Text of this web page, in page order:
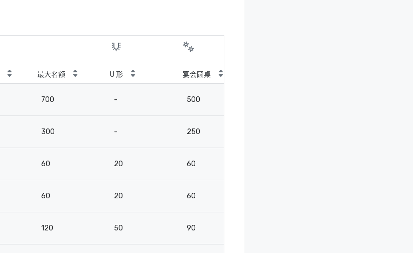
最大名额 U 形 宴会圆桌
700 - 500
300 - 250
60 20 60
60 20 60
120 50 90